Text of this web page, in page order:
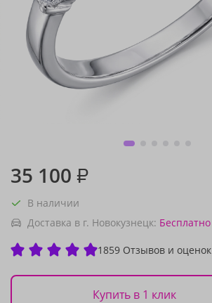
35 100 ₽
В наличии
Доставка в г. Новокузнецк: Бесплатно
1859 Отзывов и оценок
Купить в 1 клик